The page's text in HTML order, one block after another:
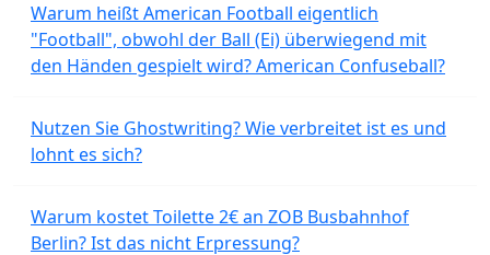
Warum heißt American Football eigentlich
"Football", obwohl der Ball (Ei) überwiegend mit
den Händen gespielt wird? American Confuseball?
Nutzen Sie Ghostwriting? Wie verbreitet ist es und
lohnt es sich?
Warum kostet Toilette 2€ an ZOB Busbahnhof
Berlin? Ist das nicht Erpressung?